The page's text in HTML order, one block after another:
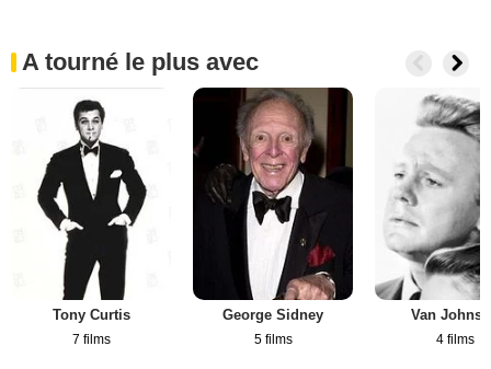
A tourné le plus avec
Tony Curtis
7 films
George Sidney
5 films
Van
4 films